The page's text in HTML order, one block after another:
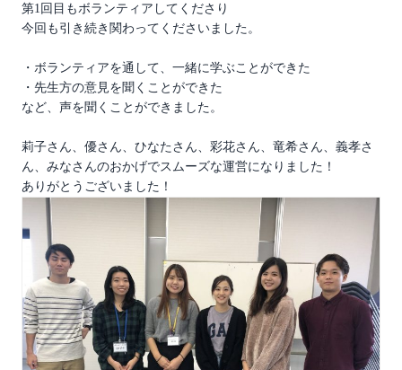
第1回目もボランティアしてくださり
今回も引き続き関わってくださいました。
・ボランティアを通して、一緒に学ぶことができた
・先生方の意見を聞くことができた
など、声を聞くことができました。
莉子さん、優さん、ひなたさん、彩花さん、竜希さん、義孝さ
ん、みなさんのおかげでスムーズな運営になりました！
ありがとうございました！